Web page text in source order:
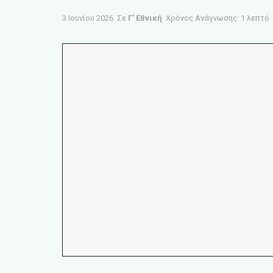
3 Ιουνίου 2026 Σε Γ’ Εθνική Χρόνος Ανάγνωσης: 1 λεπτό